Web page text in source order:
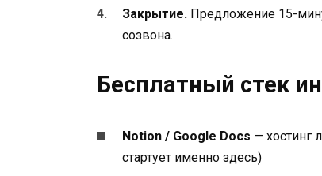
Закрытие. Предложение 15-
созвона.
Бесплатный стек
Notion / Google Docs — хостинг
стартует именно здесь)